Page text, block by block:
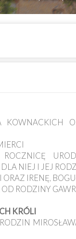
NIEJ I JEJ
IRENĘ,
RODZINY
KRÓLI